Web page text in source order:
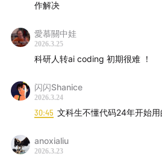
核心贡献者一半是研究生，靠
聚社区
AI 时代还要不要小而美：保
25:35 用户画像：从技术极客到连
科院到母猪配种企业
29:47 为什么没有急着做卖 token
作解决
愛慕關中娃
2026.3.25
科研人转ai coding 初期很难 ！
闪闪Shanice
2026.3.24
30:45 文科生不懂代码24年开始用
anoxialiu
2026.3.23